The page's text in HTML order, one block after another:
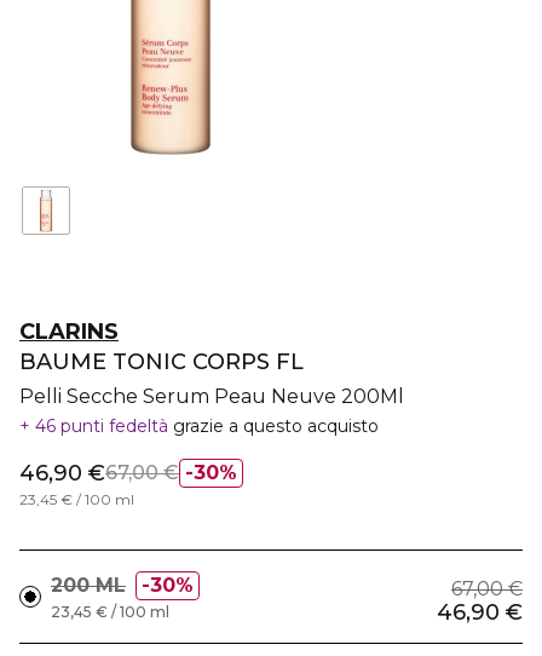
CLARINS
BAUME TONIC CORPS FL
Pelli Secche Serum Peau Neuve 200Ml
46 punti fedeltà grazie a questo acquisto
30%
46,90 €67,00 €
23,45 € / 100 ml
200 ML 30% 67,00 €
46,90 €
23,45 € / 100 ml